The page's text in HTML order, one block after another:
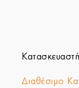
Διαθέσιμο